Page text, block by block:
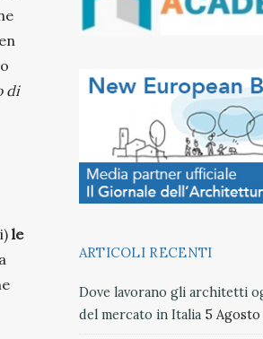
di
le
ARTICOLI RECENTI
Dove lavorano gli architetti
del mercato in Italia 5 Agosto